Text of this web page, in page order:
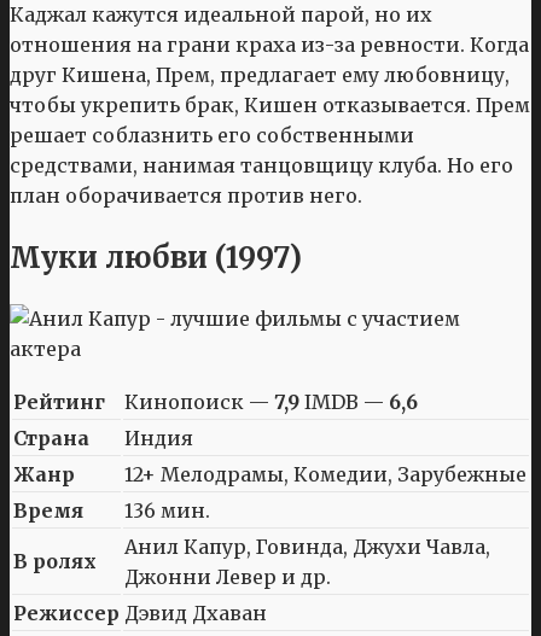
Каджал кажутся идеальной парой, но их
отношения на грани краха из-за ревности. Когда
друг Кишена, Прем, предлагает ему любовницу,
чтобы укрепить брак, Кишен отказывается. Прем
решает соблазнить его собственными
средствами, нанимая танцовщицу клуба. Но его
план оборачивается против него.
Муки любви (1997)
Рейтинг Кинопоиск — 7,9 IMDB — 6,6
Страна
Индия
Жанр
12+ Мелодрамы, Комедии, Зарубежные
Время
136 мин.
В ролях
Анил Капур, Говинда, Джухи Чавла,
Джонни Левер и др.
Режиссер Дэвид Дхаван